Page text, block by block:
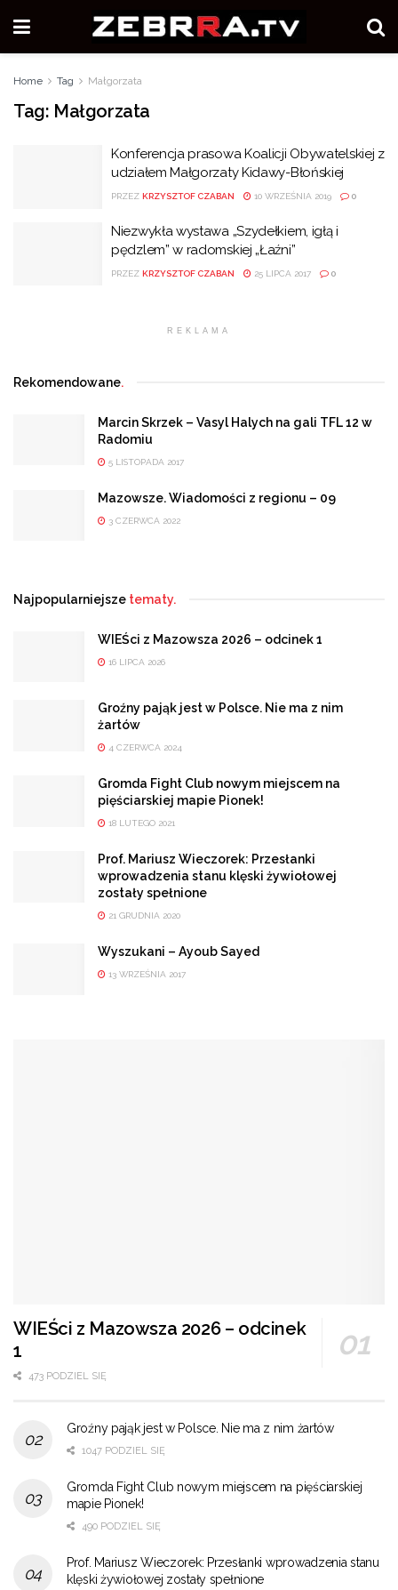
Home Tag Małgorzata
Tag: Małgorzata
Konferencja prasowa Koalicji Obywatelskiej z
udziałem Małgorzaty Kidawy-Błońskiej
PRZEZ KRZYSZTOF CZABAN 10 WRZEŚNIA 2019 0
Niezwykła wystawa „Szydełkiem, igłą i
pędzlem” w radomskiej „Łaźni”
PRZEZ KRZYSZTOF CZABAN 25 LIPCA 2017 0
REKLAMA
Rekomendowane.
Marcin Skrzek – Vasyl Halych na gali TFL 12 w
Radomiu
5 LISTOPADA 2017
Mazowsze. Wiadomości z regionu – 09
3 CZERWCA 2022
Najpopularniejsze tematy.
WIEŚci z Mazowsza 2026 – odcinek 1
16 LIPCA 2026
Groźny pająk jest w Polsce. Nie ma z nim
żartów
4 CZERWCA 2024
Gromda Fight Club nowym miejscem na
pięściarskiej mapie Pionek!
18 LUTEGO 2021
Prof. Mariusz Wieczorek: Przesłanki
wprowadzenia stanu klęski żywiołowej
zostały spełnione
21 GRUDNIA 2020
Wyszukani – Ayoub Sayed
13 WRZEŚNIA 2017
WIEŚci z Mazowsza 2026 – odcinek
1
473 PODZIEL SIĘ
Groźny pająk jest w Polsce. Nie ma z nim żartów
1047 PODZIEL SIĘ
Gromda Fight Club nowym miejscem na pięściarskiej
mapie Pionek!
490 PODZIEL SIĘ
Prof. Mariusz Wieczorek: Przesłanki wprowadzenia stanu
klęski żywiołowej zostały spełnione